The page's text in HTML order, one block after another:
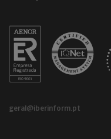
geral@iberinform.pt